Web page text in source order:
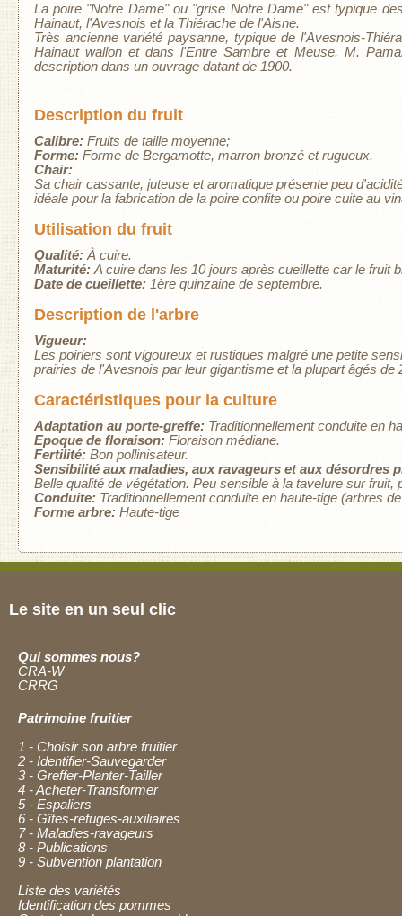
La poire "Notre Dame" ou "grise Notre Dame" est typique
Hainaut, l'Avesnois et la Thiérache de l'Aisne.
Très ancienne variété paysanne, typique de l'Avesnois-
Hainaut wallon et dans l'Entre Sambre et Meuse. M.
description dans un ouvrage datant de 1900.
Description du fruit
Calibre: Fruits de taille moyenne;
Forme: Forme de Bergamotte, marron bronzé et rugueux.
Chair:
Sa chair cassante, juteuse et aromatique présente peu
idéale pour la fabrication de la poire confite ou poire cuite au
Utilisation du fruit
Qualité: À cuire.
Maturité: A cuire dans les 10 jours après cueillette car le fruit
Date de cueillette: 1ère quinzaine de septembre.
Description de l'arbre
Vigueur:
Les poiriers sont vigoureux et rustiques malgré une petite
prairies de l'Avesnois par leur gigantisme et la plupart âgés de
Caractéristiques pour la culture
Adaptation au porte-greffe: Traditionnellement conduite en
Epoque de floraison: Floraison médiane.
Fertilité: Bon pollinisateur.
Sensibilité aux maladies, aux ravageurs et aux désordres
Belle qualité de végétation. Peu sensible à la tavelure sur
Conduite: Traditionnellement conduite en haute-tige (arbres
Forme arbre: Haute-tige
Le site en un seul clic
Qui sommes nous?
CRA-W
CRRG
Patrimoine fruitier
1 - Choisir son arbre fruitier
2 - Identifier-Sauvegarder
3 - Greffer-Planter-Tailler
4 - Acheter-Transformer
5 - Espaliers
6 - Gîtes-refuges-auxiliaires
7 - Maladies-ravageurs
8 - Publications
9 - Subvention plantation
Liste des variétés
Identification des pommes